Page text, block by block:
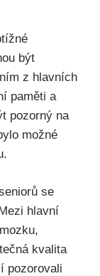
být
z hlavních
paměti a
pozorný na
možné
se
hlavní
kvalita
pozorovali